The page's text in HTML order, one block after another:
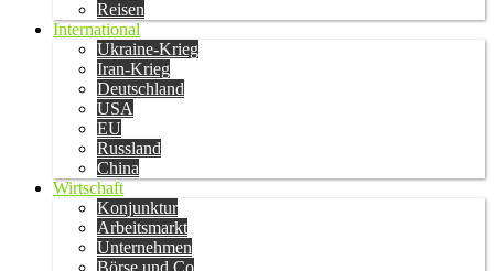
Reisen
International
Ukraine-Krieg
Iran-Krieg
Deutschland
USA
EU
Russland
China
Wirtschaft
Konjunktur
Arbeitsmarkt
Unternehmen
Börse und Co